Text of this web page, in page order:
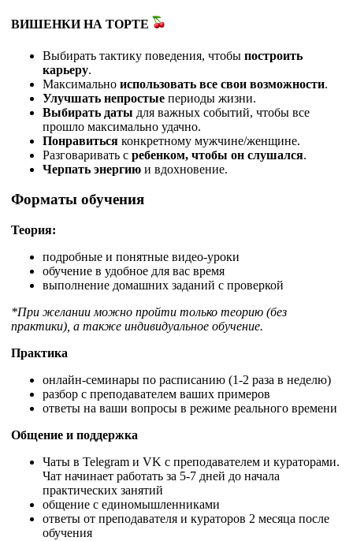
ВИШЕНКИ НА ТОРТЕ
Выбирать тактику поведения, чтобы построить
карьеру.
Максимально использовать все свои возможности.
Улучшать непростые периоды жизни.
Выбирать даты для важных событий, чтобы все
прошло максимально удачно.
Понравиться конкретному мужчине/женщине.
Разговаривать с ребенком, чтобы он слушался.
Черпать энергию и вдохновение.
Форматы обучения
Теория:
подробные и понятные видео-уроки
обучение в удобное для вас время
выполнение домашних заданий с проверкой
*При желании можно пройти только теорию (без
практики), а также индивидуальное обучение.
Практика
онлайн-семинары по расписанию (1-2 раза в неделю)
разбор с преподавателем ваших примеров
ответы на ваши вопросы в режиме реального времени
Общение и поддержка
Чаты в Telegram и VK с преподавателем и кураторами.
Чат начинает работать за 5-7 дней до начала
практических занятий
общение с единомышленниками
ответы от преподавателя и кураторов 2 месяца после
обучения